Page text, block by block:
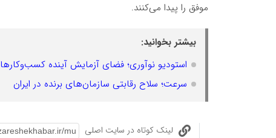
موفق را پیدا می‌کنند.
بیشتر بخوانید:
استودیو نوآوری؛ فضای آزمایش آینده کسب‌وکارها
سرعت؛ سلاح رقابتی سازمان‌های برنده در ایران
لینک کوتاه در سایت اصلی